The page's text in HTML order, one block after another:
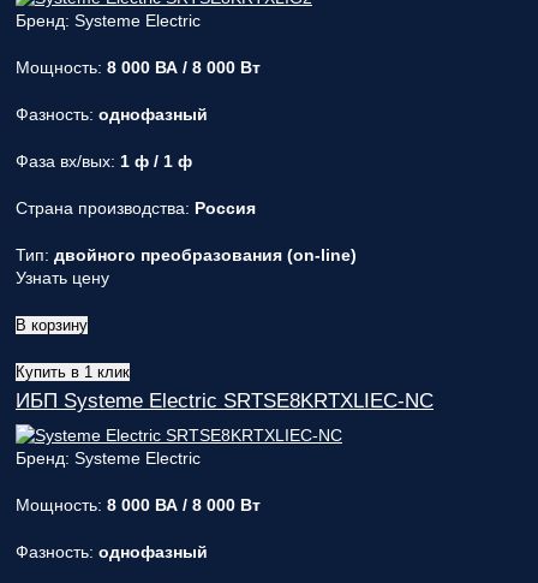
Бренд: Systeme Electric
Мощность: 8 000 ВА / 8 000 Вт
Фазность: однофазный
Фаза вх/вых: 1 ф / 1 ф
Страна производства: Россия
Тип: двойного преобразования (on-line)
Узнать цену
В корзину
Купить в 1 клик
ИБП Systeme Electric SRTSE8KRTXLIEC-NC
Бренд: Systeme Electric
Мощность: 8 000 ВА / 8 000 Вт
Фазность: однофазный